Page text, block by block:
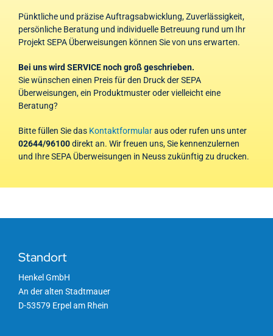
Pünktliche und präzise Auftragsabwicklung, Zuverlässigkeit,
persönliche Beratung und individuelle Betreuung rund um Ihr
Projekt SEPA Überweisungen können Sie von uns erwarten.
Bei uns wird SERVICE noch groß geschrieben.
Sie wünschen einen Preis für den Druck der SEPA
Überweisungen, ein Produktmuster oder vielleicht eine
Beratung?
Bitte füllen Sie das Kontaktformularaus oder rufen uns unter
02644/96100direkt an. Wir freuen uns, Sie kennenzulernen
und Ihre SEPA Überweisungen in Neuss zukünftig zu drucken.
Standort
Henkel GmbH
An der alten Stadtmauer
D-53579 Erpel am Rhein